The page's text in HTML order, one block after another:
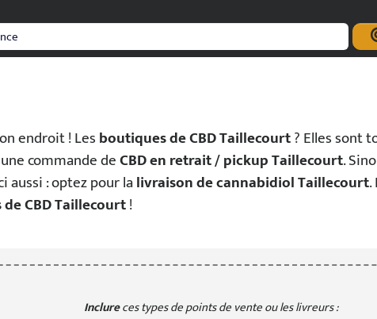
endroit ! Lesboutiques de CBD Taillecourt? Elles sont
commande deCBD en retrait / pickup Taillecourt.
aussi : optez pour lalivraison de cannabidiol Taillecourt.
CBD Taillecourt!
Inclureces types de points de vente ou les livreurs :